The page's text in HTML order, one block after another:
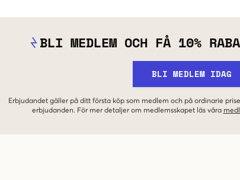
BLI MEDLEM OCH FÅ 10%
BLI MEDLEM IDAG
Erbjudandet gäller på ditt första köp som medlem och på ordinarie
erbjudanden. För mer detaljer om medlemsskapet läs våra